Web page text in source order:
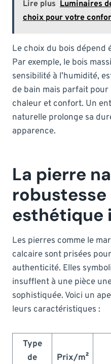
Lire plus Luminaires
choix pour votre
Le choix du bois dépend
Par exemple, le bois
sensibilité à l’humidité,
de bain mais parfait
chaleur et confort. Un
naturelle prolonge sa
apparence.
La pierre
robustesse
esthétique
Les pierres comme le
calcaire sont prisées
authenticité. Elles
insufflent à une pièce
sophistiquée. Voici un
leurs caractéristiques :
Type
de
Prix/m²